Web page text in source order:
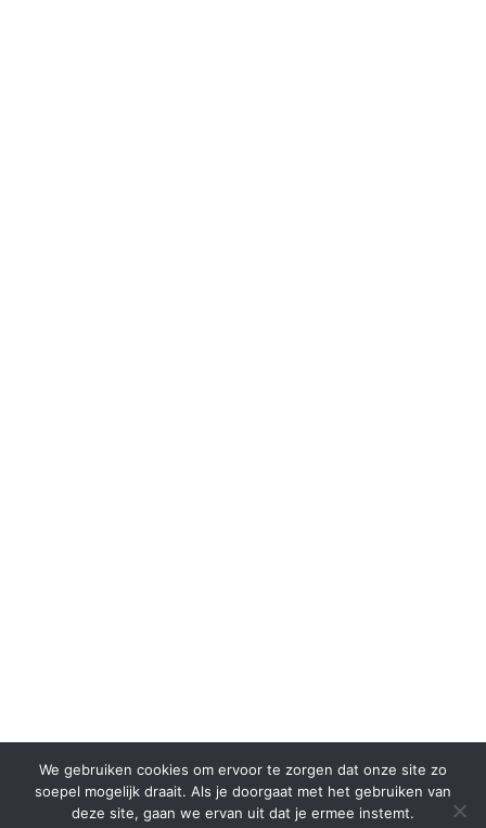
We gebruiken cookies om ervoor te zorgen dat onze site zo
soepel mogelijk draait. Als je doorgaat met het gebruiken van
deze site, gaan we ervan uit dat je ermee instemt.